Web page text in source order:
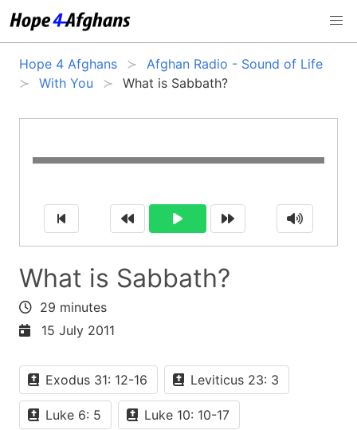
Hope 4 Afghans
Afghan Radio - Sound of Life
With You
What is Sabbath?
What is Sabbath?
29 minutes
15 July 2011
Exodus 31: 12-16 Leviticus 23: 3
Luke 6: 5 Luke 10: 10-17